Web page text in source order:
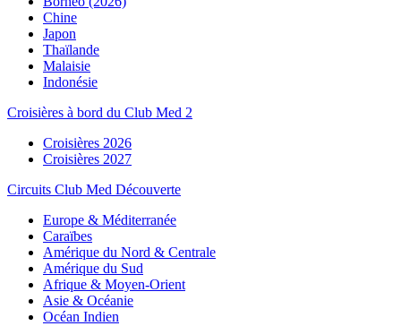
Chine
Japon
Thaïlande
Malaisie
Indonésie
Croisières à bord du Club Med 2
Croisières 2026
Croisières 2027
Circuits Club Med Découverte
Europe & Méditerranée
Caraïbes
Amérique du Nord & Centrale
Amérique du Sud
Afrique & Moyen-Orient
Asie & Océanie
Océan Indien